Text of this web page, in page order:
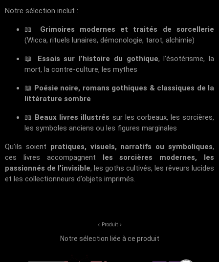
Notre sélection inclut :
📖 Grimoires modernes et traités de sorcellerie
(Wicca, rituels lunaires, démonologie, tarot, alchimie)
📖 Essais sur l’histoire du gothique, l’ésotérisme, la
mort, la contre-culture, les mythes
📖 Poésie noire, romans gothiques & classiques de la
littérature sombre
📖 Beaux livres illustrés sur les corbeaux, les sorcières,
les symboles anciens ou les figures marginales
Qu’ils soient pratiques, visuels, narratifs ou symboliques,
ces livres accompagnent les sorcières modernes, les
passionnés de l’invisible, les goths cultivés, les rêveurs lucides
et les collectionneurs d’objets imprimés.
Produit
Notre sélection liée à ce produit